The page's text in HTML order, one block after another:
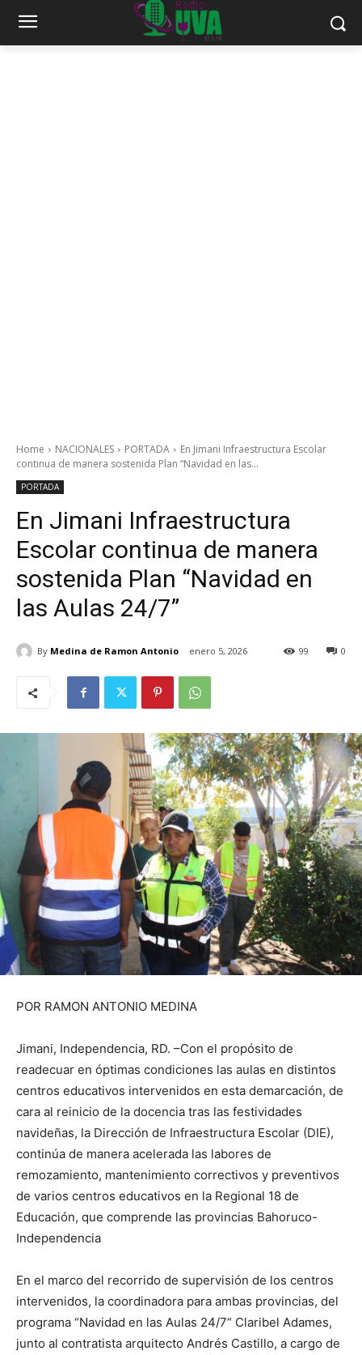
Home NACIONALES PORTADA
En Jimani Infraestructura Escolar
continua de manera sostenida Plan “Navidad en las...
PORTADA
En Jimani Infraestructura
Escolar continua de manera
sostenida Plan “Navidad en
las Aulas 24/7”
By Medina de Ramon Antonio enero 5, 2026 0
99
POR RAMON ANTONIO MEDINA
Jimani, Independencia, RD. –Con el propósito de
readecuar en óptimas condiciones las aulas en distintos
centros educativos intervenidos en esta demarcación, de
cara al reinicio de la docencia tras las festividades
navideñas, la Dirección de Infraestructura Escolar (DIE),
continúa de manera acelerada las labores de
remozamiento, mantenimiento correctivos y preventivos
de varios centros educativos en la Regional 18 de
Educación, que comprende las provincias Bahoruco-
Independencia
En el marco del recorrido de supervisión de los centros
intervenidos, la coordinadora para ambas provincias, del
programa “Navidad en las Aulas 24/7” Claribel Adames,
junto al contratista arquitecto Andrés Castillo, a cargo de